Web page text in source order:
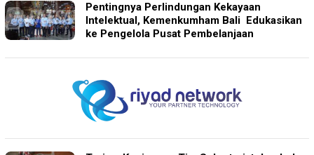
Pentingnya Perlindungan Kekayaan
Intelektual, Kemenkumham Bali Edukasikan
ke Pengelola Pusat Pembelanjaan